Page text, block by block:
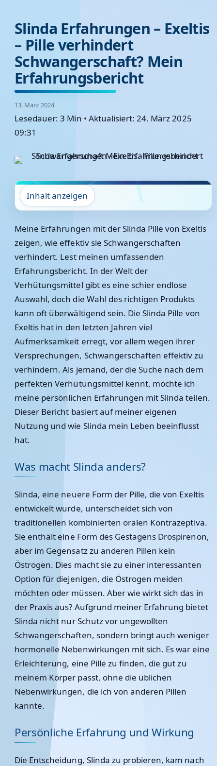
Slinda Erfahrungen – Exeltis
– Pille verhindert
Schwangerschaft? Mein
Erfahrungsbericht
13. März 2024
Lesedauer: 3 Min • Aktualisiert: 24. März 2025
09:31
Inhalt anzeigen
Meine Erfahrungen mit der Slinda Pille von Exeltis
zeigen, wie effektiv sie Schwangerschaften
verhindert. Lest meinen umfassenden
Erfahrungsbericht. In der Welt der
Verhütungsmittel gibt es eine schier endlose
Auswahl, doch die Wahl des richtigen Produkts
kann oft überwältigend sein. Die Slinda Pille von
Exeltis hat in den letzten Jahren viel
Aufmerksamkeit erregt, vor allem wegen ihrer
Versprechungen, Schwangerschaften effektiv zu
verhindern. Als jemand, der die Suche nach dem
perfekten Verhütungsmittel kennt, möchte ich
meine persönlichen Erfahrungen mit Slinda teilen.
Dieser Bericht basiert auf meiner eigenen
Nutzung und wie Slinda mein Leben beeinflusst
hat.
Was macht Slinda anders?
Slinda, eine neuere Form der Pille, die von Exeltis
entwickelt wurde, unterscheidet sich von
traditionellen kombinierten oralen Kontrazeptiva.
Sie enthält eine Form des Gestagens Drospirenon,
aber im Gegensatz zu anderen Pillen kein
Östrogen. Dies macht sie zu einer interessanten
Option für diejenigen, die Östrogen meiden
möchten oder müssen. Aber wie wirkt sich das in
der Praxis aus? Aufgrund meiner Erfahrung bietet
Slinda nicht nur Schutz vor ungewollten
Schwangerschaften, sondern bringt auch weniger
hormonelle Nebenwirkungen mit sich. Es war eine
Erleichterung, eine Pille zu finden, die gut zu
meinem Körper passt, ohne die üblichen
Nebenwirkungen, die ich von anderen Pillen
kannte.
Persönliche Erfahrung und Wirkung
Die Entscheidung, Slinda zu probieren, kam nach